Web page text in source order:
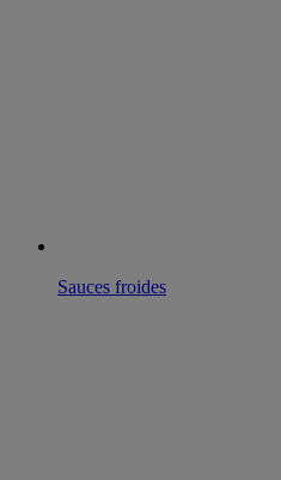
Sauces froides